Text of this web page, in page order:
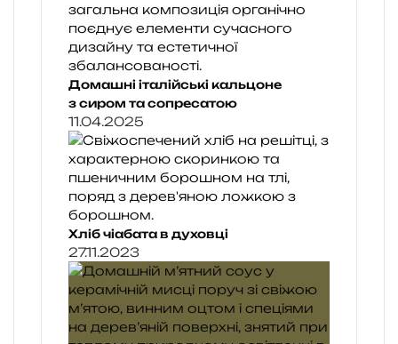
Домашні італійські кальцоне
з сиром та сопресатою
11.04.2025
Хліб чіабата в духовці
27.11.2023